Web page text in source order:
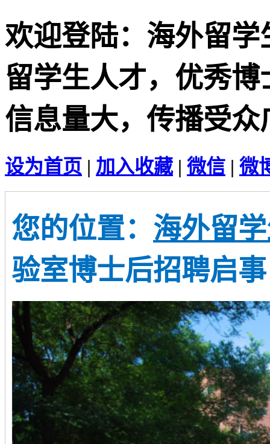
欢迎登陆：海外留
留学生人才，优秀
信息量大，传播受众
设为首页 | 加入收藏| 微信 | 微
您的位置： 海外留
验室博士后招聘启事